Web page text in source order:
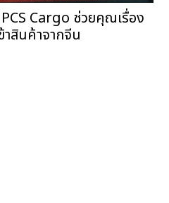
Cargo ช่วยคุณเรื่อง
าสินค้าจากจีน